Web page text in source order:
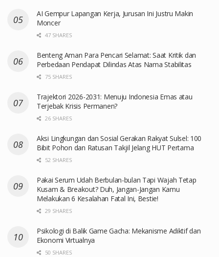
AI Gempur Lapangan Kerja, Jurusan Ini Justru Makin
Moncer
47 SHARES
Benteng Aman Para Pencari Selamat: Saat Kritik dan
Perbedaan Pendapat Dilindas Atas Nama Stabilitas
75 SHARES
Trajektori 2026-2031: Menuju Indonesia Emas atau
Terjebak Krisis Permanen?
26 SHARES
Aksi Lingkungan dan Sosial Gerakan Rakyat Sulsel: 100
Bibit Pohon dan Ratusan Takjil Jelang HUT Pertama
52 SHARES
Pakai Serum Udah Berbulan-bulan Tapi Wajah Tetap
Kusam & Breakout? Duh, Jangan-Jangan Kamu
Melakukan 6 Kesalahan Fatal Ini, Bestie!
29 SHARES
Psikologi di Balik Game Gacha: Mekanisme Adiktif dan
Ekonomi Virtualnya
50 SHARES